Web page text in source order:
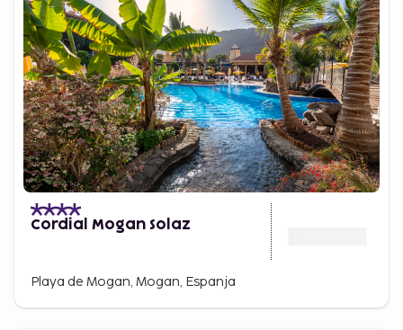
Cordial Mogan Solaz
Playa de Mogan, Mogan, Espanja